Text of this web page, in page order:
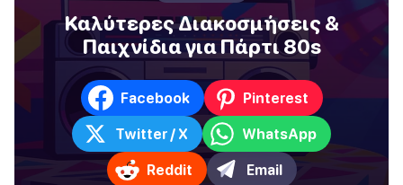
Καλύτερες Διακοσμήσεις &
Παιχνίδια για Πάρτι 80s
Facebook Pinterest
Twitter / X WhatsApp
Reddit Email